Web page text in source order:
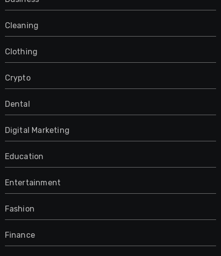
Cleaning
Clothing
Crypto
Dental
Digital Marketing
Education
Entertainment
Fashion
Finance